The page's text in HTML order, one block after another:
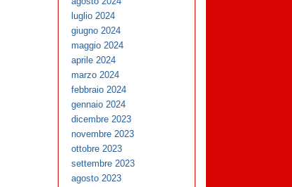
luglio 2024
giugno 2024
maggio 2024
aprile 2024
marzo 2024
febbraio 2024
gennaio 2024
dicembre 2023
novembre 2023
ottobre 2023
settembre 2023
agosto 2023